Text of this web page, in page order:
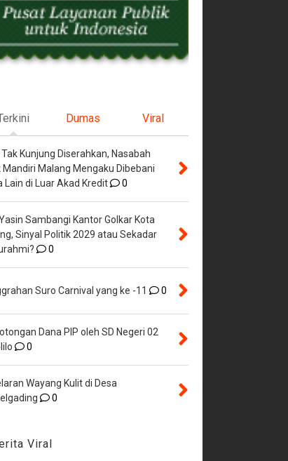
Dumas Viral
Kunjung Diserahkan, Nasabah
Mandiri Malang Mengaku Dibebani
Lain di Luar Akad Kredit
0
Sambangi Kantor Golkar Kota
Sinyal Politik 2029 atau Sekadar
0
Suro Carnival yang ke -11 0
Dana PIP oleh SD Negeri 02
0
Wayang Kulit di Desa
0
Viral